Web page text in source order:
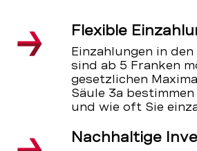
Flexible
Einzahlungen in
sind ab 5 Franken
gesetzlichen
Säule 3a
und wie oft Sie
Nachhaltige